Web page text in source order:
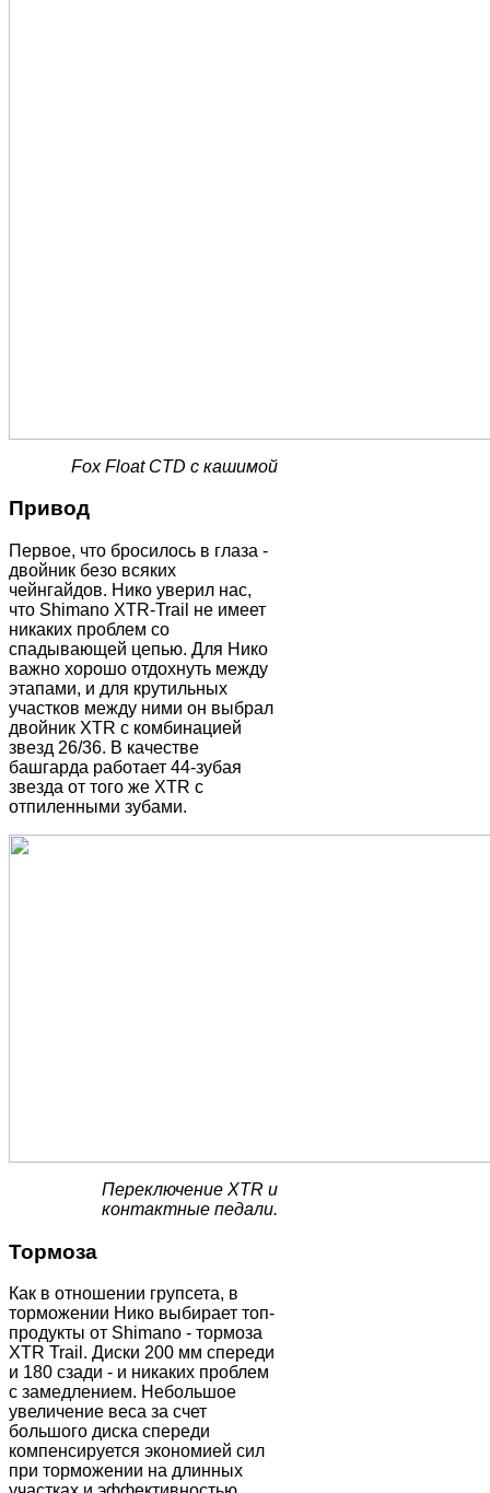
Fox Float CTD с кашимой
Привод
Первое, что бросилось в глаза -
двойник безо всяких
чейнгайдов. Нико уверил нас,
что Shimano XTR-Trail не имеет
никаких проблем со
спадывающей цепью. Для Нико
важно хорошо отдохнуть между
этапами, и для крутильных
участков между ними он выбрал
двойник XTR с комбинацией
звезд 26/36. В качестве
башгарда работает 44-зубая
звезда от того же XTR c
отпиленными зубами.
Переключение XTR и
контактные педали.
Тормоза
Как в отношении групсета, в
торможении Нико выбирает топ-
продукты от Shimano - тормоза
XTR Trail. Диски 200 мм спереди
и 180 сзади - и никаких проблем
с замедлением. Небольшое
увеличение веса за счет
большого диска спереди
компенсируется экономией сил
при торможении на длинных